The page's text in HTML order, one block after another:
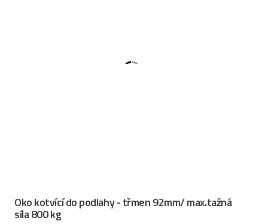
Oko kotvící do podlahy - třmen 92mm/ max.tažná
síla 800 kg